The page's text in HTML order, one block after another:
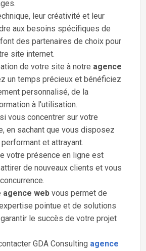
leur créativité et leur
aux besoins spécifiques de
des partenaires de choix pour
site internet.
de votre site à notre agence
un temps précieux et bénéficiez
personnalisé, de la
à l'utilisation.
vous concentrer sur votre
en sachant que vous disposez
et attrayant.
votre présence en ligne est
de nouveaux clients et vous
agence web vous permet de
pointue et de solutions
le succès de votre projet
GDA Consulting agence